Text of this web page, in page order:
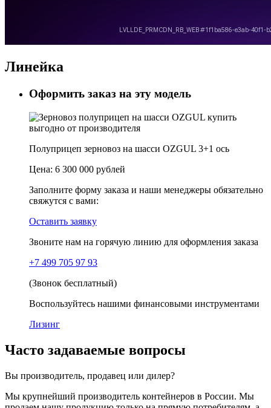
Линейка
Оформить заказ на эту модель
Полуприцеп зерновоз на шасси OZGUL 3+1 ось
Цена: 6 300 000 рублей
Заполните форму заказа и наши менеджеры обязательно
свяжутся с вами:
Оставить заявку
Звоните нам на горячую линию для оформления заказа
+7 499 705 97 93
(Звонок бесплатный)
Воспользуйтесь нашими финансовыми инструментами
Лизинг
Часто задаваемые вопросы
Вы производитель, продавец или дилер?
Мы крупнейший производитель контейнеров в России. Мы